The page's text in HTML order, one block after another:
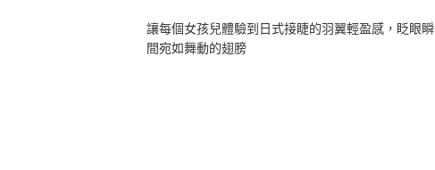
讓每個女孩兒體驗到日式接睫的羽翼輕盈感，眨眼瞬
間宛如舞動的翅膀